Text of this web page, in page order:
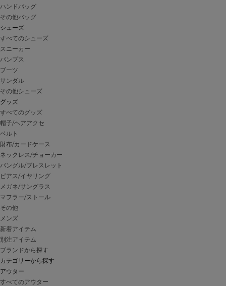
ハンドバッグ
その他バッグ
シューズ
すべてのシューズ
スニーカー
パンプス
ブーツ
サンダル
その他シューズ
グッズ
すべてのグッズ
帽子/ヘアアクセ
ベルト
財布/カードケース
ネックレス/チョーカー
バングル/ブレスレット
ピアス/イヤリング
メガネ/サングラス
マフラー/ストール
その他
メンズ
新着アイテム
別注アイテム
ブランドから探す
カテゴリーから探す
アウター
すべてのアウター